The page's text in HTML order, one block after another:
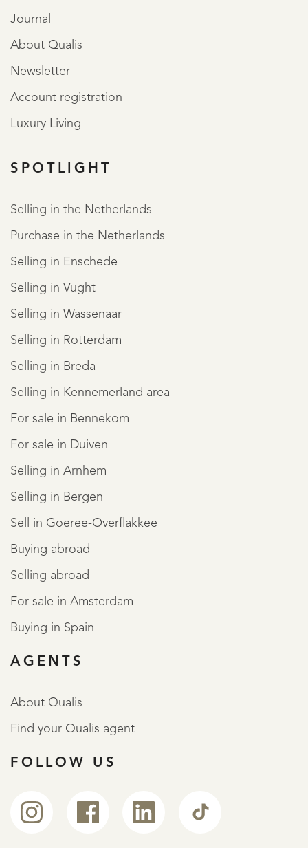
Journal
About Qualis
Newsletter
Account registration
Luxury Living
SPOTLIGHT
Selling in the Netherlands
Purchase in the Netherlands
Selling in Enschede
Selling in Vught
Selling in Wassenaar
Selling in Rotterdam
Selling in Breda
Selling in Kennemerland area
For sale in Bennekom
For sale in Duiven
Selling in Arnhem
Selling in Bergen
Sell in Goeree-Overflakkee
Buying abroad
Selling abroad
For sale in Amsterdam
Buying in Spain
AGENTS
About Qualis
Find your Qualis agent
FOLLOW US